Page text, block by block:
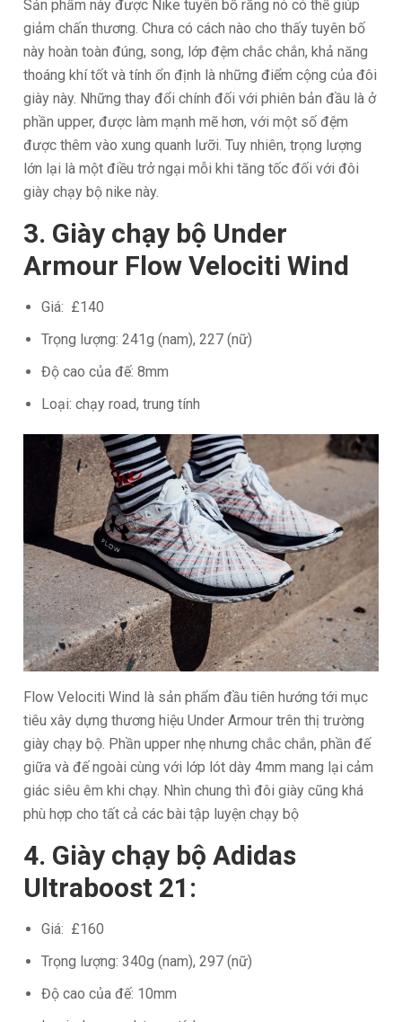
Sản phẩm này được Nike tuyên bố rằng nó có thể giúp
giảm chấn thương. Chưa có cách nào cho thấy tuyên bố
này hoàn toàn đúng, song, lớp đệm chắc chắn, khả năng
thoáng khí tốt và tính ổn định là những điểm cộng của đôi
giày này. Những thay đổi chính đối với phiên bản đầu là ở
phần upper, được làm mạnh mẽ hơn, với một số đệm
được thêm vào xung quanh lưỡi. Tuy nhiên, trọng lượng
lớn lại là một điều trở ngại mỗi khi tăng tốc đối với đôi
giày chạy bộ nike này.
3. Giày chạy bộ Under
Armour Flow Velociti Wind
Giá: £140
Trọng lượng: 241g (nam), 227 (nữ)
Độ cao của đế: 8mm
Loại: chạy road, trung tính
Flow Velociti Wind là sản phẩm đầu tiên hướng tới mục
tiêu xây dựng thương hiệu Under Armour trên thị trường
giày chạy bộ. Phần upper nhẹ nhưng chắc chắn, phần đế
giữa và đế ngoài cùng với lớp lót dày 4mm mang lại cảm
giác siêu êm khi chạy. Nhìn chung thì đôi giày cũng khá
phù hợp cho tất cả các bài tập luyện chạy bộ
4. Giày chạy bộ Adidas
Ultraboost 21:
Giá: £160
Trọng lượng: 340g (nam), 297 (nữ)
Độ cao của đế: 10mm